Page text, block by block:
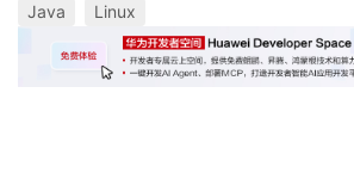
发
Programs
的
Java Linux